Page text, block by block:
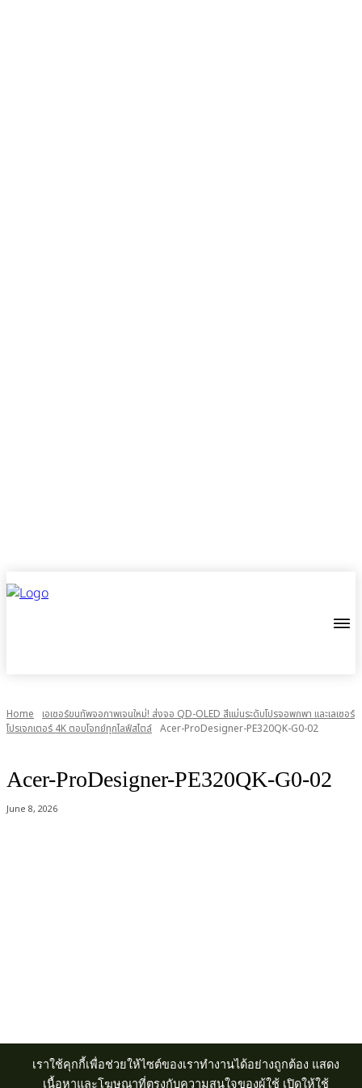
เราใช้คุกกี้เพื่อช่วยให้ไซต์ของเราทำงานได้อย่างถูกต้อง แสดง
เนื้อหาและโฆษณาที่ตรงกับความสนใจของผู้ใช้ เปิดให้ใช้
Home
เอเซอร์ขนทัพจอภาพเจนใหม่! ส่งจอ QD-OLED สีแม่นระดับโปรจอพกพา และเลเซอร์
โปรเจกเตอร์ 4K ตอบโจทย์ทุกไลฟ์สไตล์ Acer-ProDesigner-PE320QK-G0-02
Acer-ProDesigner-PE320QK-G0-02
June 8, 2026